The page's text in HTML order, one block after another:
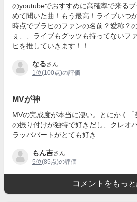
のyoutubeでおすすめに高確率で来る
めて聞いた曲！もう最高！ライブいつ
時点でブラピのファンの名前？愛称？
ぇ、、ライブもグッツも持ってないフ
ピを推していきます！！
なるさん
1位(100点)の評価
MVが神
MVの完成度が本当に凄い。とにかく
の振り付けが独特で好きだし、クレオ
ラッパパートがとても好き
もん吉さん
5位(85点)の評価
コメントをもっ